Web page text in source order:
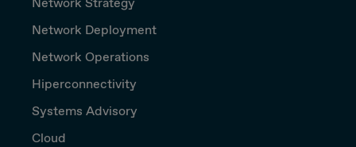
Network Deployment
Network Operations
Hiperconnectivity
Systems Advisory
Cloud